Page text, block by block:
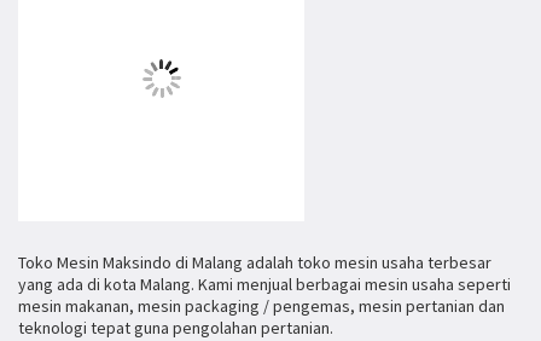
Toko Mesin Maksindo di Malang adalah toko mesin usaha terbesar
yang ada di kota Malang. Kami menjual berbagai mesin usaha seperti
mesin makanan, mesin packaging / pengemas, mesin pertanian dan
teknologi tepat guna pengolahan pertanian.